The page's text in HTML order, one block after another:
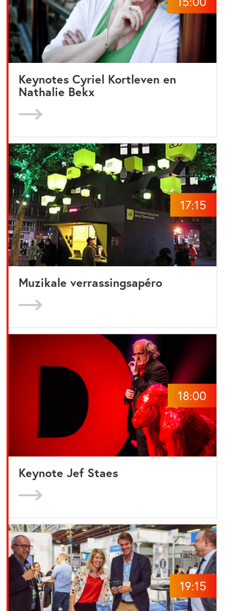
Keynotes Cyriel Kortleven en
Nathalie Bekx
17:15
Muzikale verrassingsapéro
18:00
Keynote Jef Staes
19:15